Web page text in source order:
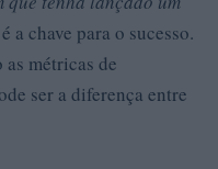
a chave para o sucesso.
métricas de
ser a diferença entre